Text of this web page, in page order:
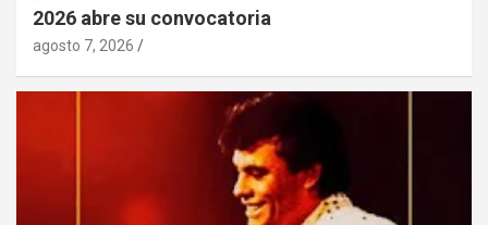
2026 abre su convocatoria
agosto 7, 2026